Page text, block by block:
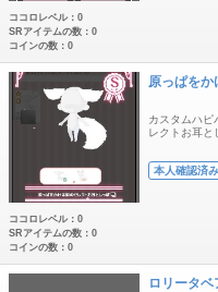
ココロレベル：0
SRアイテムの数：0
コインの数：0
原っぱを
カスタムハピ
レクトお耳と
本人確認済み
ココロレベル：0
SRアイテムの数：0
コインの数：0
ロリータ